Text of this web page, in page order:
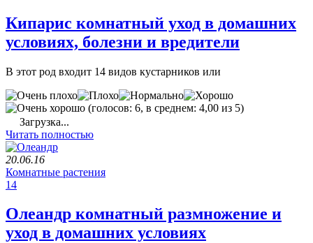
Кипарис комнатный уход в домашних
условиях, болезни и вредители
В этот род входит 14 видов кустарников или
(голосов: 6, в среднем: 4,00 из 5)
Загрузка...
Читать полностью
20.06.16
Комнатные растения
14
Олеандр комнатный размножение и
уход в домашних условиях